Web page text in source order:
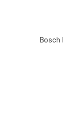
Bosch